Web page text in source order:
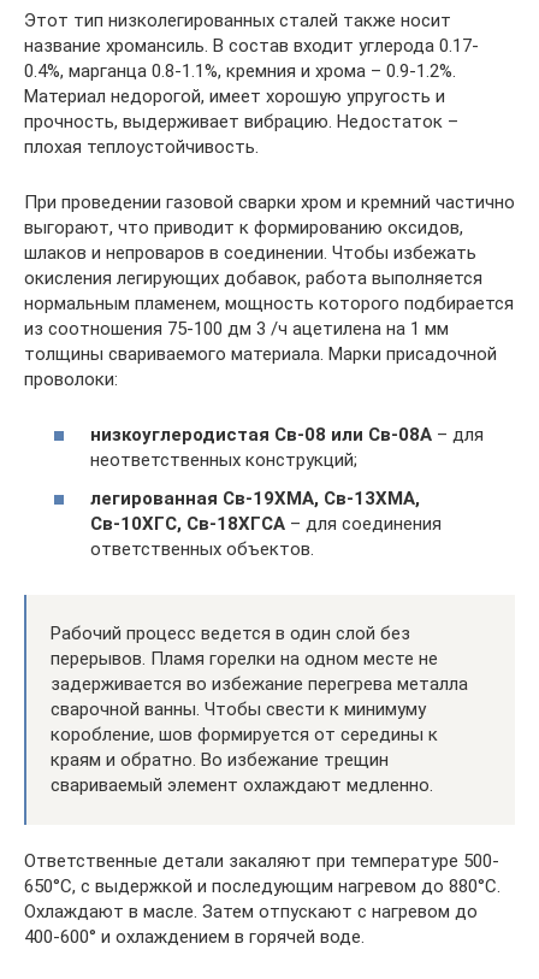
Этот тип низколегированных сталей также носит
название хромансиль. В состав входит углерода 0.17-
0.4%, марганца 0.8-1.1%, кремния и хрома – 0.9-1.2%.
Материал недорогой, имеет хорошую упругость и
прочность, выдерживает вибрацию. Недостаток –
плохая теплоустойчивость.
При проведении газовой сварки хром и кремний частично
выгорают, что приводит к формированию оксидов,
шлаков и непроваров в соединении. Чтобы избежать
окисления легирующих добавок, работа выполняется
нормальным пламенем, мощность которого подбирается
из соотношения 75-100 дм 3 /ч ацетилена на 1 мм
толщины свариваемого материала. Марки присадочной
проволоки:
низкоуглеродистая Св-08 или Св-08А – для
неответственных конструкций;
легированная Св-19ХМА, Св-13ХМА,
Св-10ХГС, Св-18ХГСА – для соединения
ответственных объектов.
Рабочий процесс ведется в один слой без
перерывов. Пламя горелки на одном месте не
задерживается во избежание перегрева металла
сварочной ванны. Чтобы свести к минимуму
коробление, шов формируется от середины к
краям и обратно. Во избежание трещин
свариваемый элемент охлаждают медленно.
Ответственные детали закаляют при температуре 500-
650°С, с выдержкой и последующим нагревом до 880°С.
Охлаждают в масле. Затем отпускают с нагревом до
400-600° и охлаждением в горячей воде.